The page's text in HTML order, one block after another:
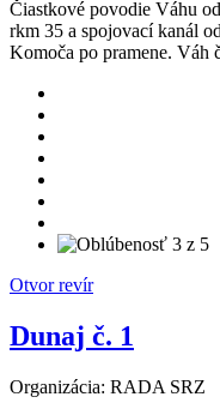
Čiastkové povodie Váhu
rkm 35 a spojovací kanál
Komoča po pramene. Váh
Otvor revír
Dunaj č. 1
Organizácia: RADA SRZ